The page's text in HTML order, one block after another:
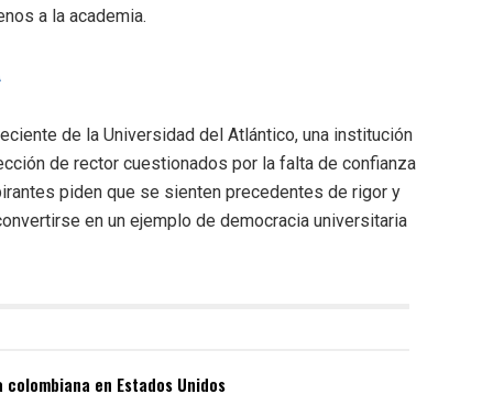
a la academia.
de la Universidad del Atlántico, una institución
de rector cuestionados por la falta de confianza
piden que se sienten precedentes de rigor y
en un ejemplo de democracia universitaria
en Estados Unidos